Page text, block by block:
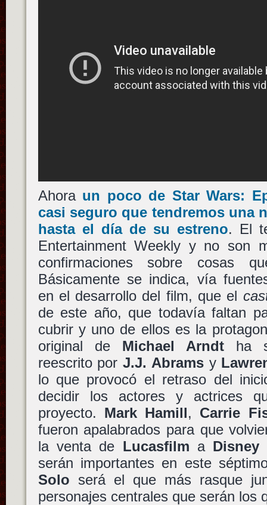
Ahora un poco de Star Wars:
casi seguro que tendremos una
hasta el día de su estreno. El
Entertainment Weekly y no son
confirmaciones sobre cosas
Básicamente se indica, vía
en el desarrollo del film, que el
de este año, que todavía faltan
cubrir y uno de ellos es la
original de Michael Arndtha
reescrito porJ.J. Abramsy
lo que provocó el retraso del
decidir los actores y actrices
proyecto. Mark Hamill, Carrie
fueron apalabrados para que
la venta de Lucasfilm a Disney
serán importantes en este
Solo será el que más rasque
personajes centrales que serán los